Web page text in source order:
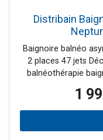
Distribain
Baignoire balnéo
2 places 47 jets
balnéothérapie
décontractent vos
massent les pieds,
chromothérapie
journée. La
1